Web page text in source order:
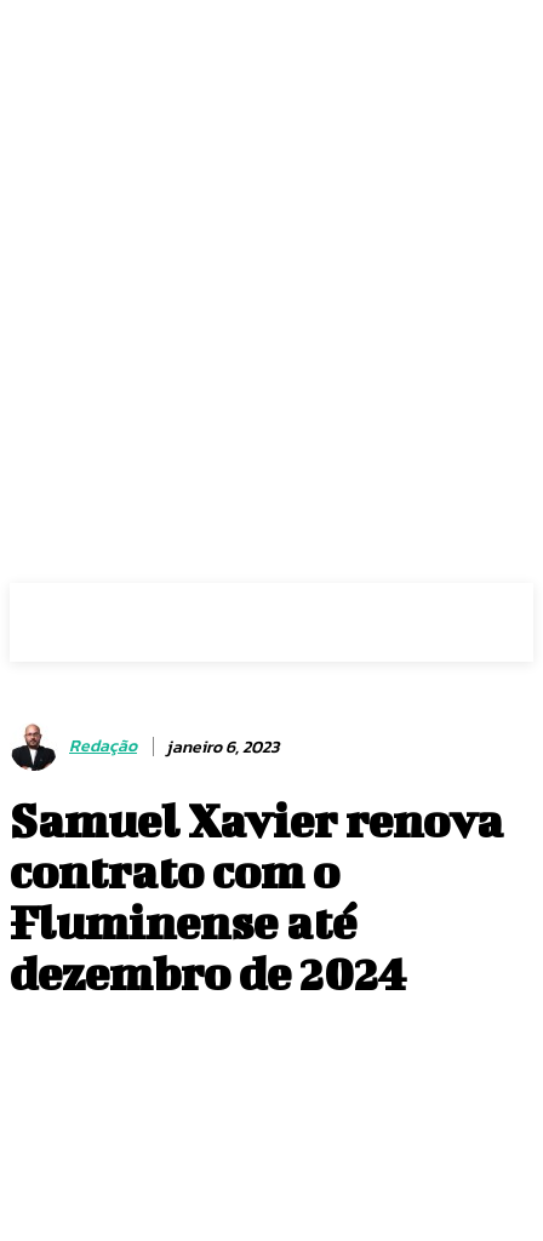
Redação janeiro 6, 2023
Samuel Xavier renova
contrato com o
Fluminense até
dezembro de 2024